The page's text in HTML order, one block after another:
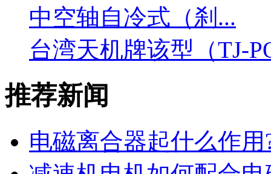
中空轴自冷式（刹...
台湾天机牌该型（TJ-
推荐新闻
电磁离合器起什么作用